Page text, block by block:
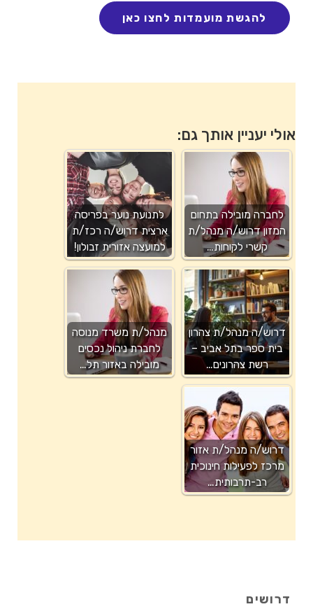
אולי יעניין אותך גם:
לחברה מובילה בתחום
המזון דרוש/ה מנהל/ת
קשרי לקוחות…
לתנועת נוער בפריסה
ארצית דרוש/ה רכז/ת
למועצה אזורית זבולון!
דרוש/ה מנהל/ת צהרון
בית ספר בתל אביב –
רשת צהרונים…
מנהל/ת משרד מנוסה
לחברת ניהול נכסים
מובילה באזור תל…
דרוש/ה מנהל/ת אזור
מרכז לפעילות חינוכית
רב-תרבותית…
דרושים